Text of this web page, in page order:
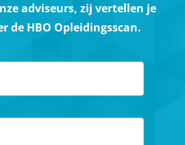
adviseurs, zij vertellen je
de HBO Opleidingsscan.